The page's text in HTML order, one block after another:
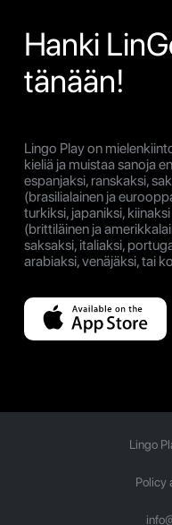
Hanki
tänään!
Lingo Play on
kieliä ja muistaa sanoja
espanjaksi, ranskaksi,
(brasilialainen ja
turkiksi, japaniksi,
(brittiläinen ja
saksaksi, italiaksi,
arabiaksi, venäjäksi, tai
Lingo
Policy